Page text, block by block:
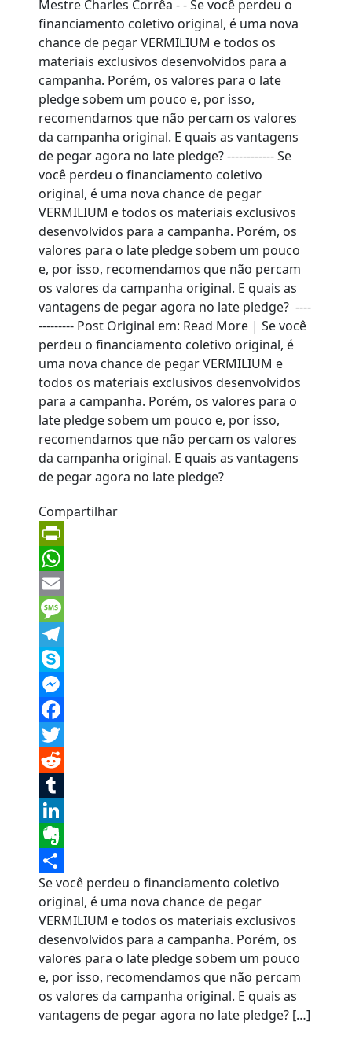
Compartilhar
PrintFriendly
WhatsApp
Email
Message
Telegram
Skype
Messenger
Facebook
Twitter
Reddit
Tumblr
LinkedIn
Evernote
Share
Se você perdeu o financiamento coletivo
original, é uma nova chance de pegar
VERMILIUM e todos os materiais exclusivos
desenvolvidos para a campanha. Porém, os
valores para o late pledge sobem um pouco
e, por isso, recomendamos que não percam
os valores da campanha original. E quais as
vantagens de pegar agora no late pledge? […]